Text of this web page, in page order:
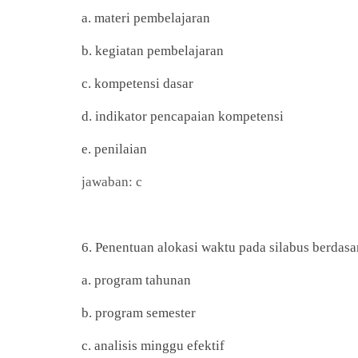
a. materi pembelajaran
b. kegiatan pembelajaran
c. kompetensi dasar
d. indikator pencapaian kompetensi
e. penilaian
jawaban: c
6. Penentuan alokasi waktu pada silabus
a. program tahunan
b. program semester
c. analisis minggu efektif